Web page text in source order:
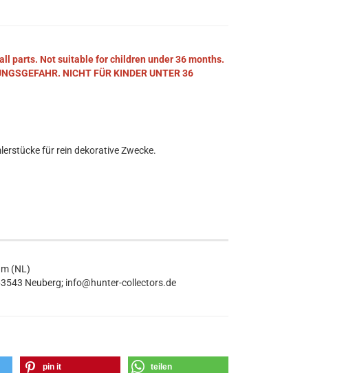
parts. Not suitable for children under 36 months.
NICHT FÜR KINDER UNTER 36
für rein dekorative Zwecke.
(NL)
Neuberg; info@hunter-collectors.de
pin it teilen